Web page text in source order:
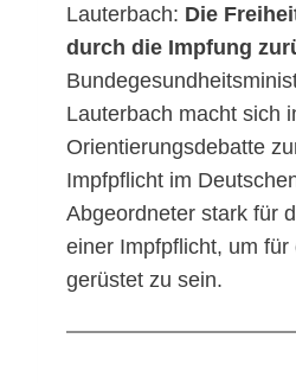
Lauterbach: Die
durch die Impfung
Lauterbach macht sich
Orientierungsdebatte
Impfpflicht im
Abgeordneter stark für
einer Impfpflicht, um für
gerüstet zu sein.